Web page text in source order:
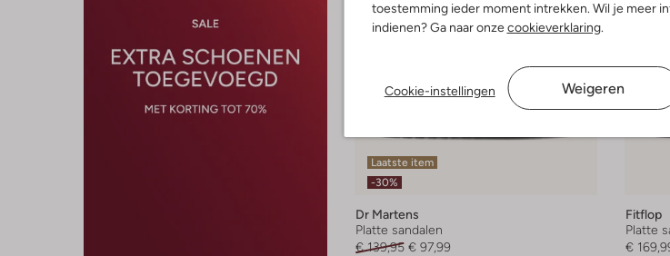
toestemming ieder moment intrekken. Wil je meer
indienen? Ga naar onzecookieverklaring.
Cookie-instellingen Weigeren
Laatste item
-30%
Dr Martens
Platte sandalen
€ 139,95 € 97,99
Fitflop
Platte
€